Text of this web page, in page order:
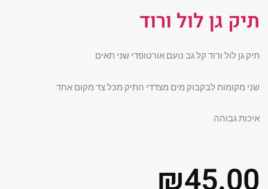
תיק גן לול ורוד
תיק גן לול ורוד קל גב נועם אורטופדי שני תאים
שני מקומות לבקבוק מים מצדדי התיק מכל צד מקום אחד
איכות גבוהה